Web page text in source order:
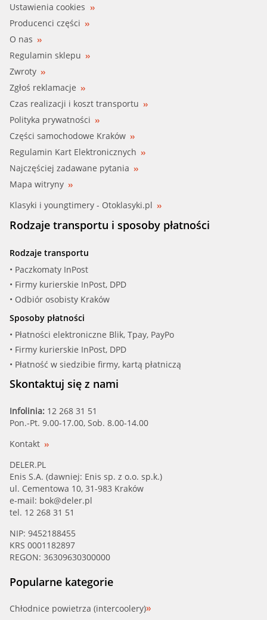
Ustawienia cookies
Producenci części
O nas
Regulamin sklepu
Zwroty
Zgłoś reklamacje
Czas realizacji i koszt transportu
Polityka prywatności
Części samochodowe Kraków
Regulamin Kart Elektronicznych
Najczęściej zadawane pytania
Mapa witryny
Klasyki i youngtimery - Otoklasyki.pl
Rodzaje transportu i sposoby płatności
Rodzaje transportu
• Paczkomaty InPost
• Firmy kurierskie InPost, DPD
• Odbiór osobisty Kraków
Sposoby płatności
• Płatności elektroniczne Blik, Tpay, PayPo
• Firmy kurierskie InPost, DPD
• Płatność w siedzibie firmy, kartą płatniczą
Skontaktuj się z nami
Infolinia: 12 268 31 51
Pon.-Pt. 9.00-17.00, Sob. 8.00-14.00
Kontakt
DELER.PL
Enis S.A. (dawniej: Enis sp. z o.o. sp.k.)
ul. Cementowa 10, 31-983 Kraków
e-mail: bok@deler.pl
tel. 12 268 31 51
NIP: 9452188455
KRS 0001182897
REGON: 36309630300000
Popularne kategorie
Chłodnice powietrza (intercoolery)